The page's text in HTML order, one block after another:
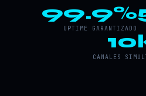
99.9%
UPTIME GARANTIZADO
CANALES